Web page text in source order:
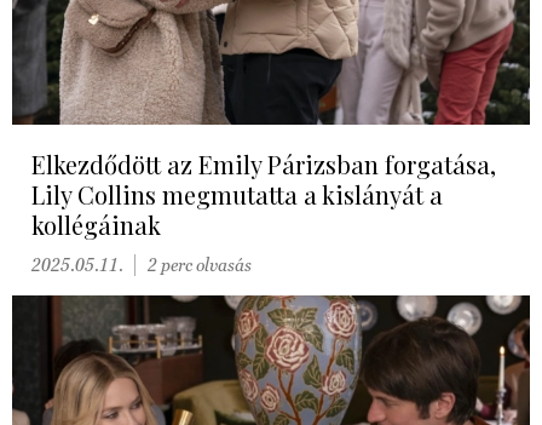
Elkezdődött az Emily Párizsban forgatása,
Lily Collins megmutatta a kislányát a
kollégáinak
2025.05.11. 2 perc olvasás